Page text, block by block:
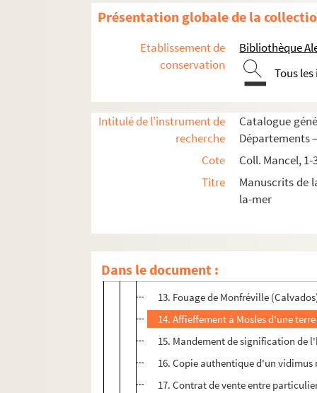
Présentation globale de la
Etablissement de
conservation
Bibliothèque
Tous
Intitulé de l'instrument de
recherche
Catalogue
Départements
Cote
Coll. Mancel, 1-
Titre
Manuscrits de
la-mer
Dans le document :
Mancel 14. Rôles de fouage et de
Mancel 15. Rôles de fouage,
Mancel 16. Mélanges relatifs
Mancel 17. Mélanges relatifs
1-3. Censier de Varengeville (XIV
4. Vidimus, sous le sceau de
5. Contrat de fieffe entre
6. Vente entre particuliers à
7. Fragment d'un censier de
9-10. État des dépenses des
11. Jean de la Valée, sergent à
12. Pièces relatives à un
13. Fouage de Monfréville
14. Affieffement à Mosles d'une
15. Mandement de signification de
16. Copie authentique d'un
17. Contrat de vente entre